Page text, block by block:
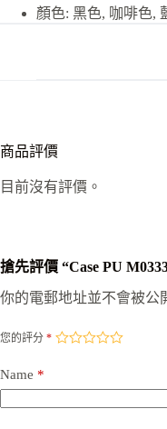
顏色: 黑色, 咖啡色,
商品評價
目前沒有評價。
搶先評價 “Case PU
你的電郵地址並不會被公
您的評分 *
Name *